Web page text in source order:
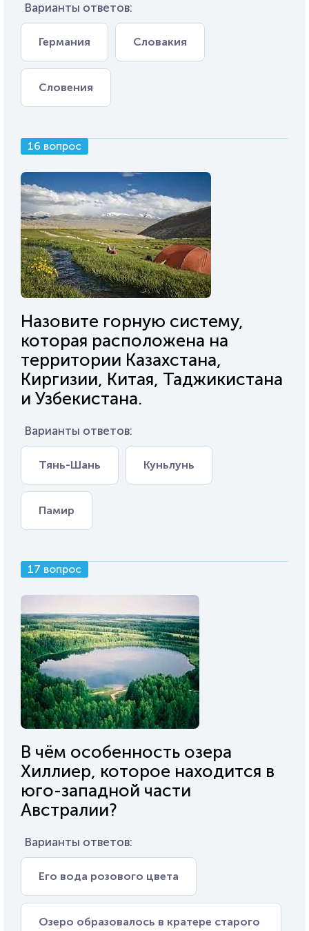
Варианты ответов:
Германия Словакия
Словения
16 вопрос
Назовите горную систему,
которая расположена на
территории Казахстана,
Киргизии, Китая, Таджикистана
и Узбекистана.
Варианты ответов:
Тянь-Шань Куньлунь
Памир
17 вопрос
В чём особенность озера
Хиллиер, которое находится в
юго-западной части
Австралии?
Варианты ответов:
Его вода розового цвета
Озеро образовалось в кратере старого